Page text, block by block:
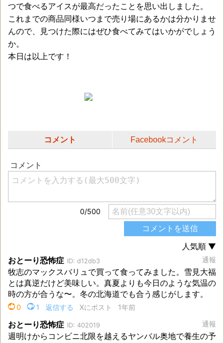
つで食べるアイスが最高だったことを思い出しました。
これまでの商品同様いつまで売り場にあるかは分かりませ
んので、見つけた際にはぜひ食べてみてはいかがでしょう
か。
本日は以上です！
コメント Facebookコメント